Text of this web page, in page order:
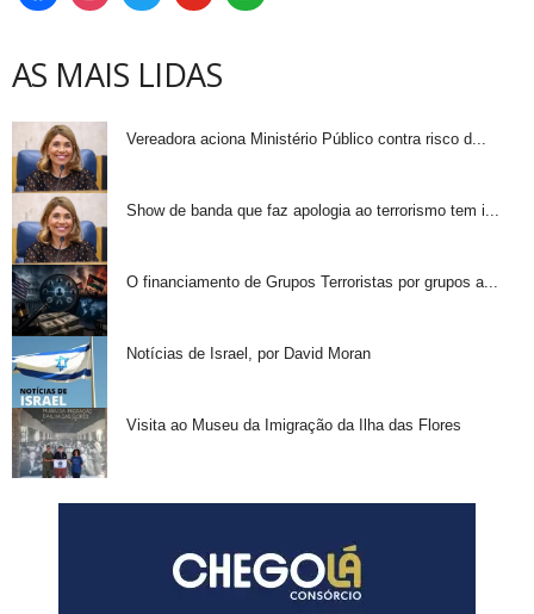
AS MAIS LIDAS
Vereadora aciona Ministério Público contra risco d...
Show de banda que faz apologia ao terrorismo tem i...
O financiamento de Grupos Terroristas por grupos a...
Notícias de Israel, por David Moran
Visita ao Museu da Imigração da Ilha das Flores